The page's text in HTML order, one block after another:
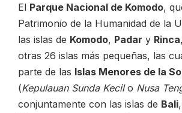
El Parque Nacional de Komodo,
Patrimonio de la Humanidad de la
las islas de Komodo, Padar y Rinca
otras 26 islas más pequeñas, las
parte de las Islas Menores de la
(Kepulauan Sunda Kecilo Nusa
conjuntamente con las islas de Bali,